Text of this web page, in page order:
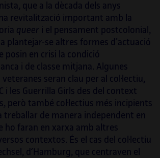
que a la dècada dels anys
revitalització important amb la
queer i el pensament postcolonial,
plantejar-se altres formes d’actuació
posin en crisi la condició
i de classe mitjana. Algunes
seran clau per al col·lectiu,
i les Guerrilla Girls des del context
però també col·lectius més incipients
treballar de manera independent en
ho faran en xarxa amb altres
contextos. És el cas del col·lectiu
d’Hamburg, que centraven el